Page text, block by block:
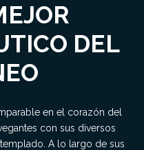
DEL
en el corazón del
con sus diversos
A lo largo de sus